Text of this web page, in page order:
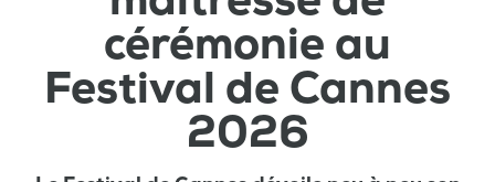
cérémonie au
Festival de Cannes
2026